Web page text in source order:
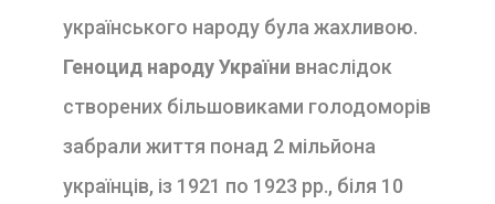
українського народу була жахливою.
Геноцид народу України внаслідок
створених більшовиками голодоморів
забрали життя понад 2 мільйона
українців, із 1921 по 1923 рр., біля 10